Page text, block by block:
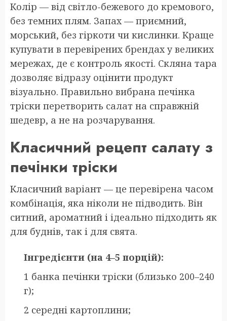
Колір — від світло-бежевого до кремового,
без темних плям. Запах — приємний,
морський, без гіркоти чи кислинки. Краще
купувати в перевірених брендах у великих
мережах, де є контроль якості. Скляна тара
дозволяє відразу оцінити продукт
візуально. Правильно вибрана печінка
тріски перетворить салат на справжній
шедевр, а не на розчарування.
Класичний рецепт салату з
печінки тріски
Класичний варіант — це перевірена часом
комбінація, яка ніколи не підводить. Він
ситний, ароматний і ідеально підходить як
для буднів, так і для свята.
Інгредієнти (на 4–5 порцій):
1 банка печінки тріски (близько 200–240
г);
2 середні картоплини;